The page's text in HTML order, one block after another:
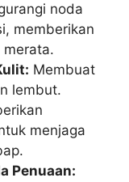
noda
memberikan
merata.
Membuat
lembut.
menjaga
Penuaan: